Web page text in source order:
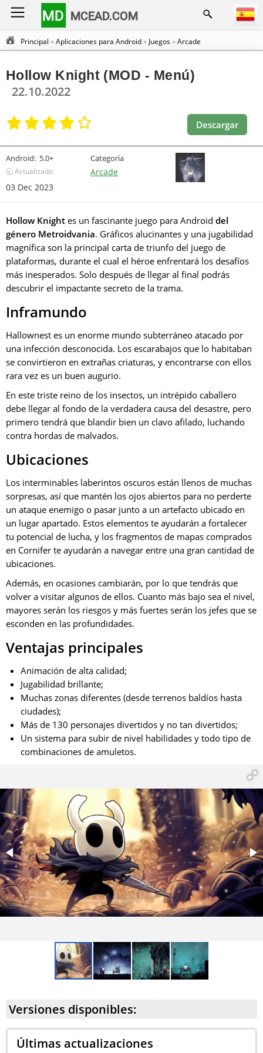
MD MCEAD.COM
Principal »Aplicaciones para Android» Juegos»Arcade
Hollow Knight (MOD - Menú)
22.10.2022
Descargar
Android: 5.0+
🕣 Actualizado
03 Dec 2023
Categoría
Arcade
Hollow Knight es un fascinante juego para Android del
género Metroidvania. Gráficos alucinantes y una jugabilidad
magnífica son la principal carta de triunfo del juego de
plataformas, durante el cual el héroe enfrentará los desafíos
más inesperados. Solo después de llegar al final podrás
descubrir el impactante secreto de la trama.
Inframundo
Hallownest es un enorme mundo subterráneo atacado por
una infección desconocida. Los escarabajos que lo habitaban
se convirtieron en extrañas criaturas, y encontrarse con ellos
rara vez es un buen augurio.
En este triste reino de los insectos, un intrépido caballero
debe llegar al fondo de la verdadera causa del desastre, pero
primero tendrá que blandir bien un clavo afilado, luchando
contra hordas de malvados.
Ubicaciones
Los interminables laberintos oscuros están llenos de muchas
sorpresas, así que mantén los ojos abiertos para no perderte
un ataque enemigo o pasar junto a un artefacto ubicado en
un lugar apartado. Estos elementos te ayudarán a fortalecer
tu potencial de lucha, y los fragmentos de mapas comprados
en Cornifer te ayudarán a navegar entre una gran cantidad de
ubicaciones.
Además, en ocasiones cambiarán, por lo que tendrás que
volver a visitar algunos de ellos. Cuanto más bajo sea el nivel,
mayores serán los riesgos y más fuertes serán los jefes que se
esconden en las profundidades.
Ventajas principales
Animación de alta calidad;
Jugabilidad brillante;
Muchas zonas diferentes (desde terrenos baldíos hasta
ciudades);
Más de 130 personajes divertidos y no tan divertidos;
Un sistema para subir de nivel habilidades y todo tipo de
combinaciones de amuletos.
Versiones disponibles:
Últimas actualizaciones